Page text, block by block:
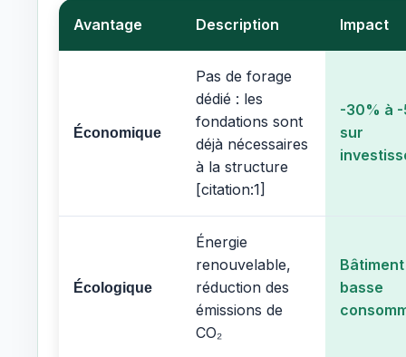
Avantage Description Impact
Économique
Pas de forage
dédié : les
fondations sont
déjà nécessaires
à la structure
[citation:1]
-30% à
sur
Écologique
Énergie
renouvelable,
réduction des
émissions de
CO₂
Bâtiment
basse